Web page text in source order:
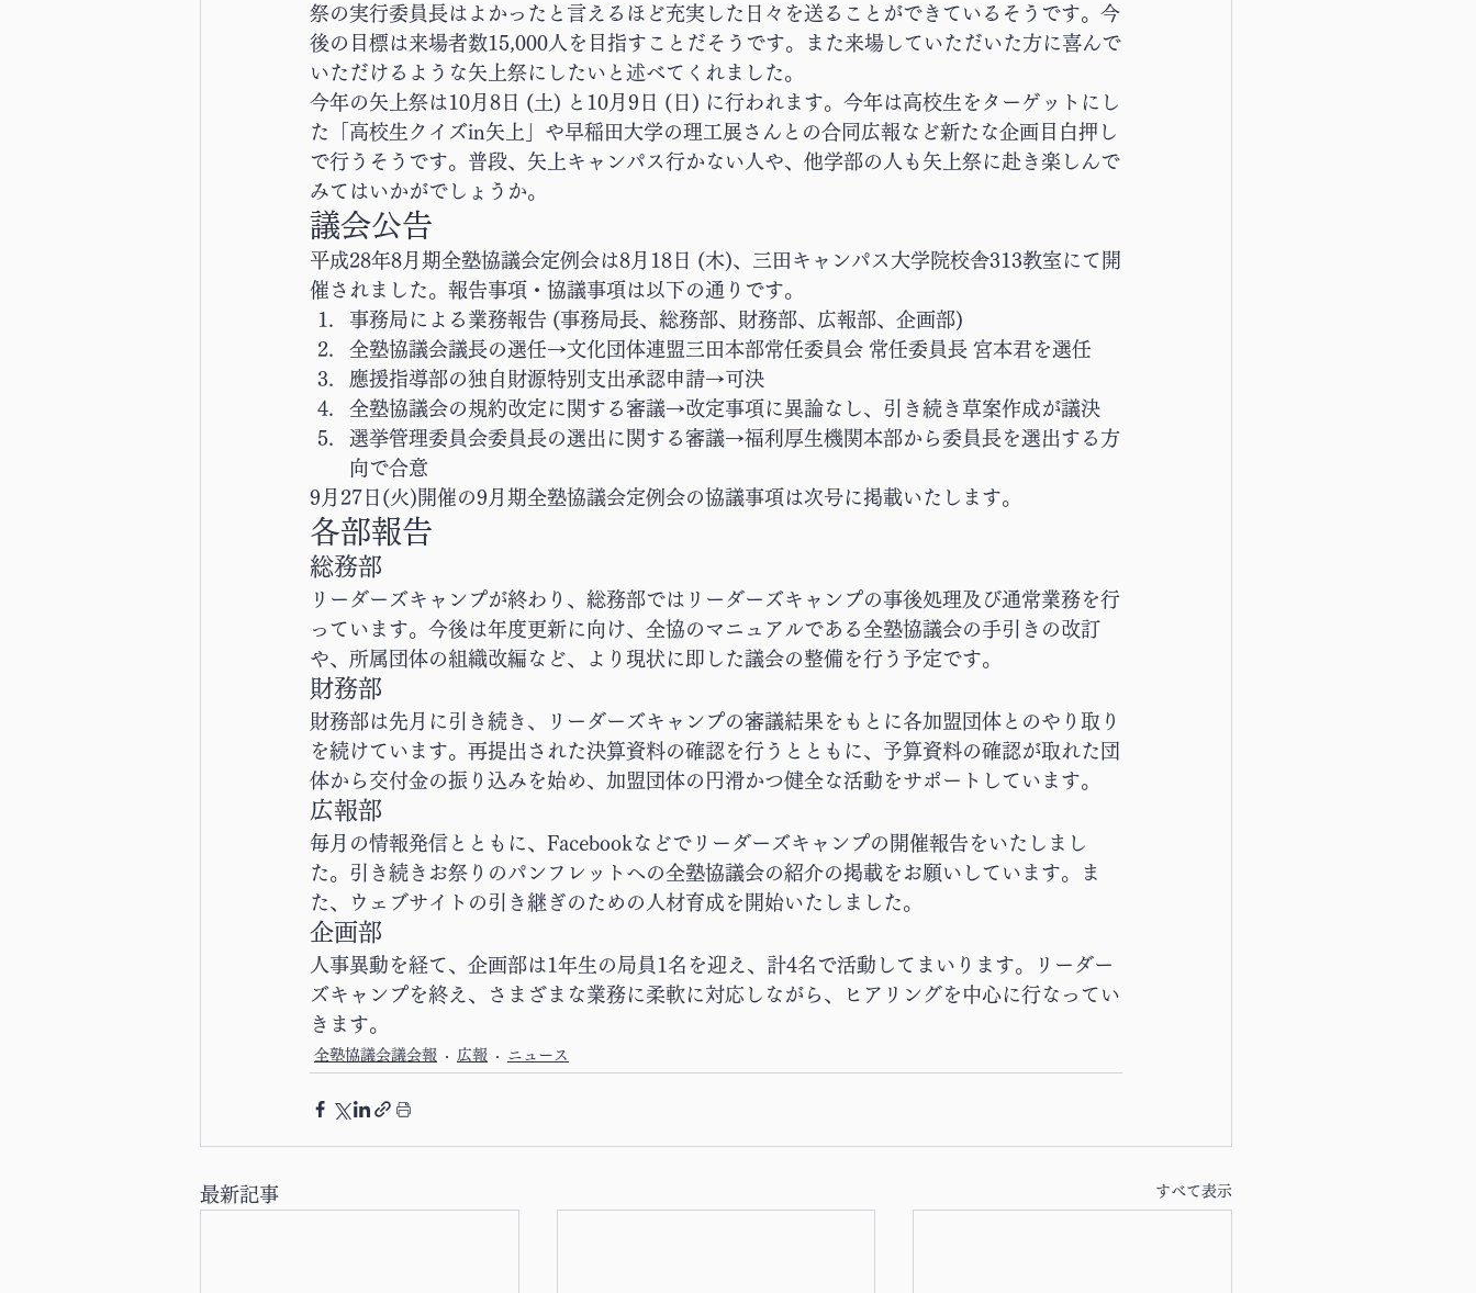
祭の実行委員長はよかったと言えるほど充実した日々を送ることができているそうです。今
後の目標は来場者数15,000人を目指すことだそうです。また来場していただいた方に喜んで
いただけるような矢上祭にしたいと述べてくれました。
今年の矢上祭は10月8日 (土) と10月9日 (日) に行われます。今年は高校生をターゲットにし
た「高校生クイズin矢上」や早稲田大学の理工展さんとの合同広報など新たな企画目白押し
で行うそうです。普段、矢上キャンパス行かない人や、他学部の人も矢上祭に赴き楽しんで
みてはいかがでしょうか。
議会公告
平成28年8月期全塾協議会定例会は8月18日 (木)、三田キャンパス大学院校舎313教室にて開
催されました。報告事項・協議事項は以下の通りです。
事務局による業務報告 (事務局長、総務部、財務部、広報部、企画部)
全塾協議会議長の選任→文化団体連盟三田本部常任委員会 常任委員長 宮本君を選任
應援指導部の独自財源特別支出承認申請→可決
全塾協議会の規約改定に関する審議→改定事項に異論なし、引き続き草案作成が議決
選挙管理委員会委員長の選出に関する審議→福利厚生機関本部から委員長を選出する方
向で合意
9月27日(火)開催の9月期全塾協議会定例会の協議事項は次号に掲載いたします。
各部報告
総務部
リーダーズキャンプが終わり、総務部ではリーダーズキャンプの事後処理及び通常業務を行
っています。今後は年度更新に向け、全協のマニュアルである全塾協議会の手引きの改訂
や、所属団体の組織改編など、より現状に即した議会の整備を行う予定です。
財務部
財務部は先月に引き続き、リーダーズキャンプの審議結果をもとに各加盟団体とのやり取り
を続けています。再提出された決算資料の確認を行うとともに、予算資料の確認が取れた団
体から交付金の振り込みを始め、加盟団体の円滑かつ健全な活動をサポートしています。
広報部
毎月の情報発信とともに、Facebookなどでリーダーズキャンプの開催報告をいたしまし
た。引き続きお祭りのパンフレットへの全塾協議会の紹介の掲載をお願いしています。ま
た、ウェブサイトの引き継ぎのための人材育成を開始いたしました。
企画部
人事異動を経て、企画部は1年生の局員1名を迎え、計4名で活動してまいります。リーダー
ズキャンプを終え、さまざまな業務に柔軟に対応しながら、ヒアリングを中心に行なってい
きます。
全塾協議会議会報 広報 ニュース
最新記事 すべて表示